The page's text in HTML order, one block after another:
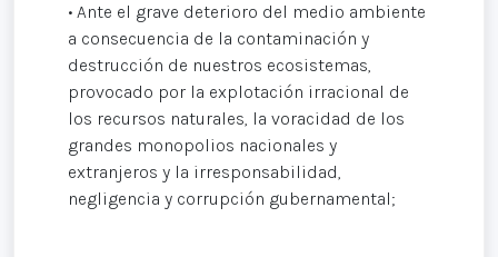
• Ante el grave deterioro del medio ambiente
a consecuencia de la contaminación y
destrucción de nuestros ecosistemas,
provocado por la explotación irracional de
los recursos naturales, la voracidad de los
grandes monopolios nacionales y
extranjeros y la irresponsabilidad,
negligencia y corrupción gubernamental;